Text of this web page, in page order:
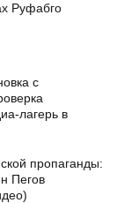
Руфабго
с
лагерь в
пропаганды:
Пегов